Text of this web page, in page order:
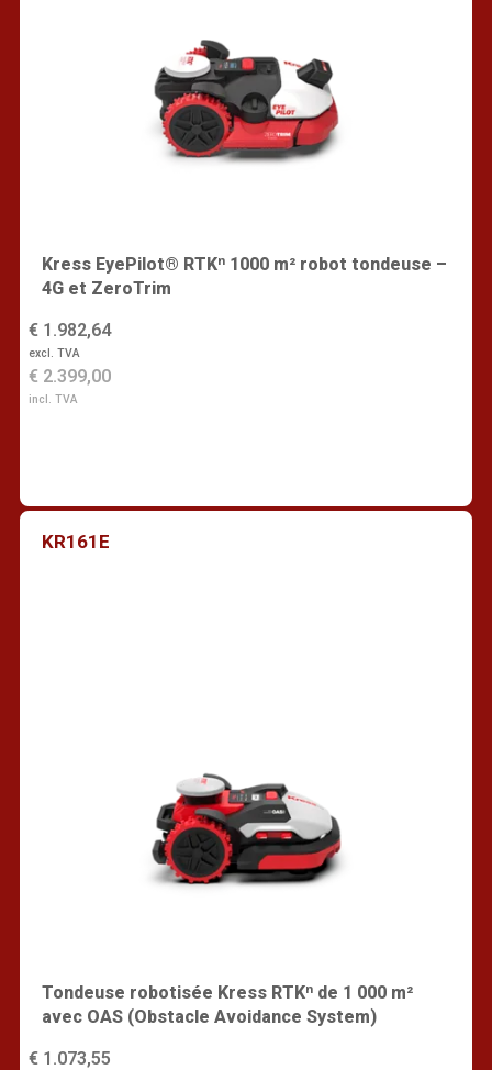
Kress EyePilot® RTKⁿ 1000 m² robot tondeuse –
4G et ZeroTrim
€ 1.982,64
excl. TVA
€ 2.399,00
incl. TVA
KR161E
Tondeuse robotisée Kress RTKⁿ de 1 000 m²
avec OAS (Obstacle Avoidance System)
€ 1.073,55